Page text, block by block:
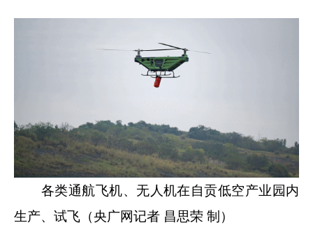
各类通航飞机、无人机在自贡低空产业园内
生产、试飞（央广网记者 昌思荣 制）